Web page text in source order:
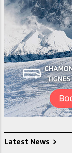
Latest News